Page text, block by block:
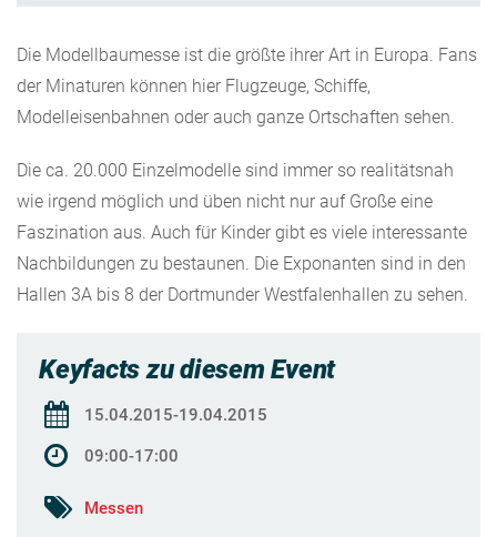
Die Modellbaumesse ist die größte ihrer Art in Europa. Fans
der Minaturen können hier Flugzeuge, Schiffe,
Modelleisenbahnen oder auch ganze Ortschaften sehen.
Die ca. 20.000 Einzelmodelle sind immer so realitätsnah
wie irgend möglich und üben nicht nur auf Große eine
Faszination aus. Auch für Kinder gibt es viele interessante
Nachbildungen zu bestaunen. Die Exponanten sind in den
Hallen 3A bis 8 der Dortmunder Westfalenhallen zu sehen.
Keyfacts zu diesem Event
15.04.2015-19.04.2015
09:00-17:00
Messen